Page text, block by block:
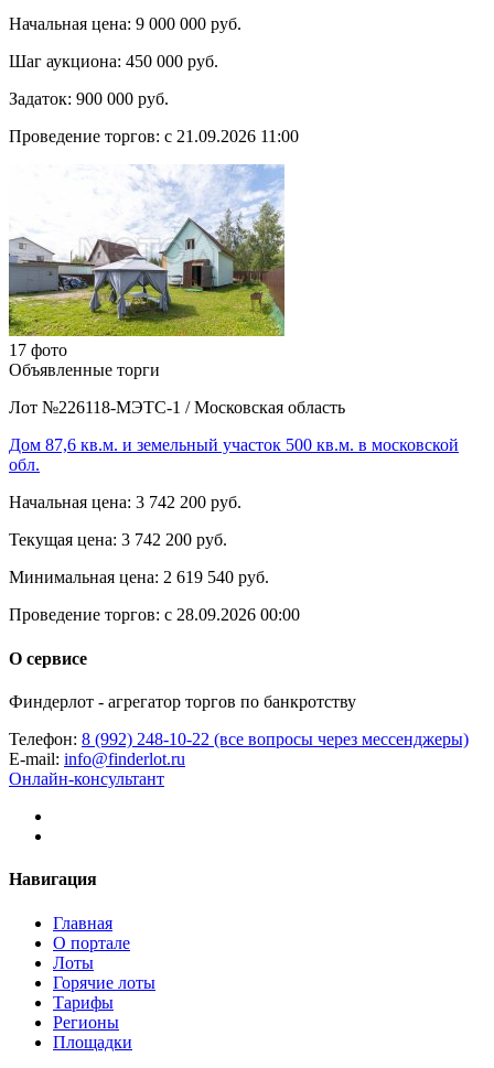
Начальная цена: 9 000 000 руб.
Шаг аукциона: 450 000 руб.
Задаток: 900 000 руб.
Проведение торгов: с 21.09.2026 11:00
17 фото
Объявленные торги
Лот №226118-МЭТС-1 / Московская область
Дом 87,6 кв.м. и земельный участок 500 кв.м. в московской
обл.
Начальная цена: 3 742 200 руб.
Текущая цена: 3 742 200 руб.
Минимальная цена: 2 619 540 руб.
Проведение торгов: с 28.09.2026 00:00
О сервисе
Финдерлот - агрегатор торгов по банкротству
Телефон: 8 (992) 248-10-22 (все вопросы через мессенджеры)
E-mail: info@finderlot.ru
Онлайн-консультант
Навигация
Главная
О портале
Лоты
Горячие лоты
Тарифы
Регионы
Площадки